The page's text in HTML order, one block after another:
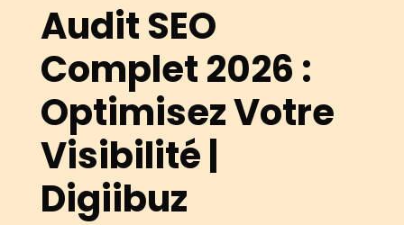
Audit SEO
Complet 2026 :
Optimisez Votre
Visibilité |
Digiibuz